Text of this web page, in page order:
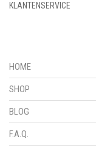
KLANTENSERVICE
HOME
SHOP
BLOG
F.A.Q.